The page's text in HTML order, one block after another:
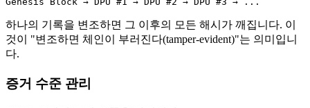
하나의 기록을 변조하면 그 이후의 모든 해시가 깨집니다. 이
것이 "변조하면 체인이 부러진다(tamper-evident)"는 의미입니
다.
증거 수준 관리